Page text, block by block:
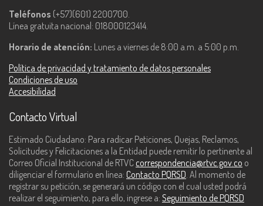
Teléfonos (+57)(601) 2200700.
Línea gratuita nacional: 018000123414.
Horario de atención: Lunes a viernes de 8:00 a.m. a 5:00 p.m.
Política de privacidad y tratamiento de datos personales
Condiciones de uso
Accesibilidad
Contacto Virtual
Estimado Ciudadano: Para radicar Peticiones, Quejas, Reclamos,
Solicitudes y Felicitaciones a la Entidad puede remitir lo pertinente al
Correo Oficial Institucional de RTVC correspondencia@rtvc.gov.co o
diligenciar el formulario en línea: Contacto PQRSD. Al momento de
registrar su petición, se generará un código con el cual usted podrá
realizar el seguimiento, para ello, ingrese a: Seguimiento de PQRSD